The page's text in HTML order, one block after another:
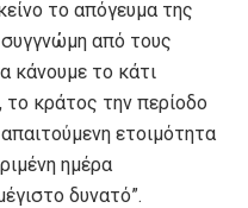
το απόγευμα της
συγγνώμη από τους
κάνουμε το κάτι
κράτος την περίοδο
ετοιμότητα
ημέρα
δυνατό”.